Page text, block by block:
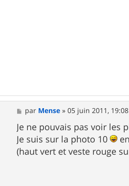
M
e
s
s
a
g
e
par Mense »05 juin 2011, 19:08
Je ne pouvais pas voir les
Je suis sur la photo 10
(haut vert et veste rouge